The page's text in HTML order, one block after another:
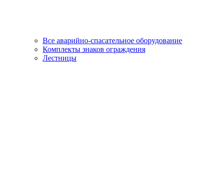
Все аварийно-спасательное оборудование
Комплекты знаков ограждения
Лестницы